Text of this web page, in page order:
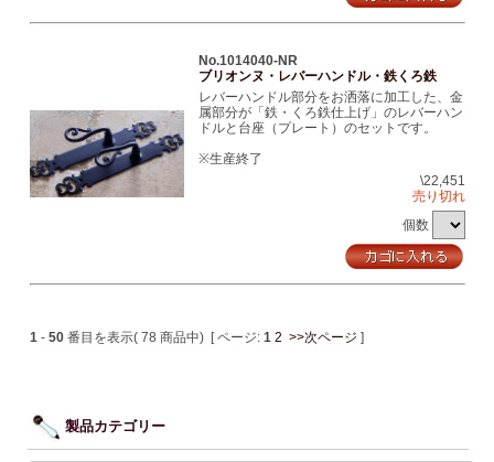
No.1014040-NR
ブリオンヌ・レバーハンドル・鉄くろ鉄
レバーハンドル部分をお洒落に加工した、金
属部分が「鉄・くろ鉄仕上げ」のレバーハン
ドルと台座（プレート）のセットです。
※生産終了
\22,451
売り切れ
個数
1 -50番目を表示( 78 商品中) [ ページ:1 2 >>次ページ ]
製品カテゴリー